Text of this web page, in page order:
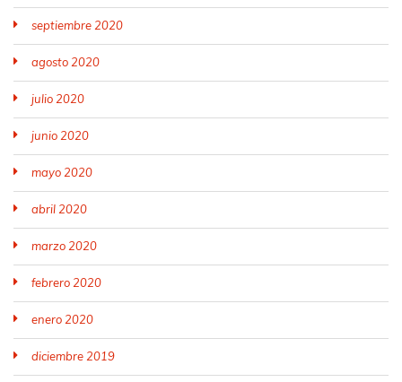
septiembre 2020
agosto 2020
julio 2020
junio 2020
mayo 2020
abril 2020
marzo 2020
febrero 2020
enero 2020
diciembre 2019